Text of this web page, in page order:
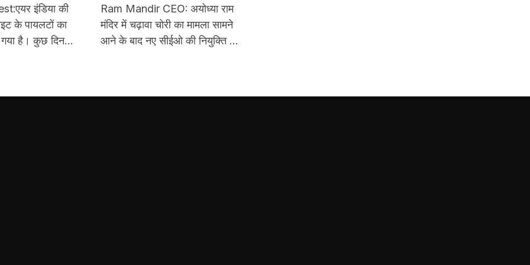
इंडिया की
के पायलटों का
गया है। कुछ दिन
पहला CEO
Ram Mandir CEO: अयोध्या राम
मंदिर में चढ़ावा चोरी का मामला सामने
आने के बाद नए सीईओ की नियुक्ति की